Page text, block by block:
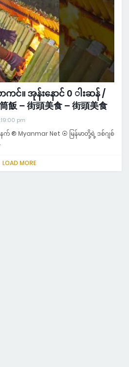
င်။ အုန်းနောင် 0 ါးဆန် /
飯 – 街頭美食 – 街頭美食
pm
® Myanmar Net ⦿ မြန်မာတို့ရဲ့ ဒစ်ဂျစ်
LOAD MORE